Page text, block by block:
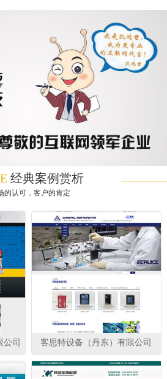
经典案例赏析
的认可，客户的肯定
公司 客思特设备（丹东）有限公司